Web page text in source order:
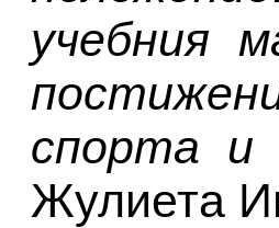
учебния
спорта и
Жулиета